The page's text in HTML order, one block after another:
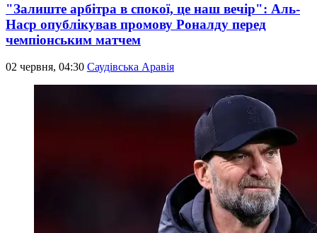
"Залиште арбітра в спокої, це наш вечір": Аль-
Наср опублікував промову Роналду перед
чемпіонським матчем
02 червня, 04:30 Саудівська Аравія